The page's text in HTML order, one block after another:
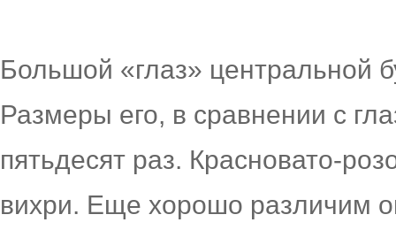
Большой «глаз» центральной
Размеры его, в сравнении с
пятьдесят раз. Красновато-
вихри. Еще хорошо различим